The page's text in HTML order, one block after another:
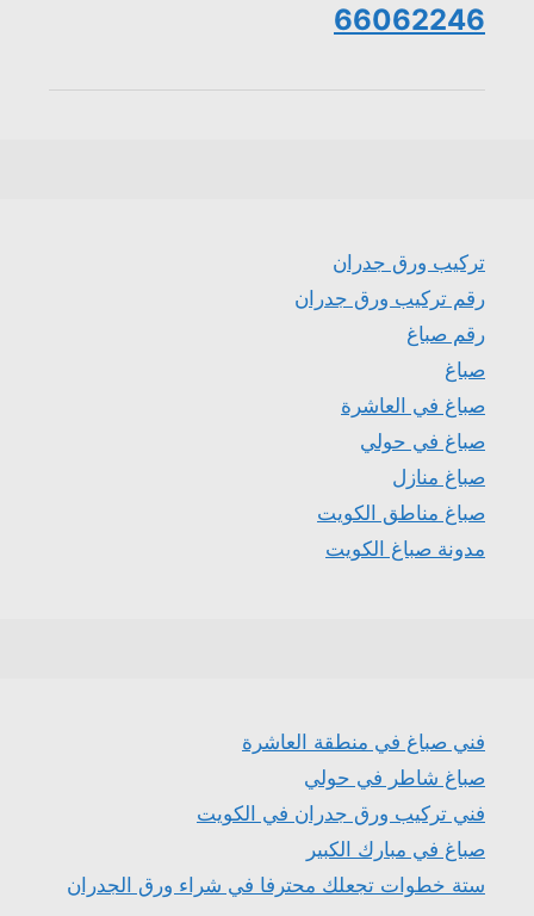
66062246
تركيب ورق جدران
رقم تركيب ورق جدران
رقم صباغ
صباغ
صباغ في العاشرة
صباغ في حولي
صباغ منازل
صباغ مناطق الكويت
مدونة صباغ الكويت
فني صباغ في منطقة العاشرة
صباغ شاطر في حولي
فني تركيب ورق جدران في الكويت
صباغ في مبارك الكبير
ستة خطوات تجعلك محترفا في شراء ورق الجدران